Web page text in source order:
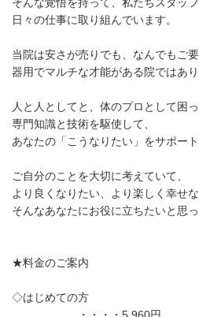
日々の仕事に取り組んでいます。
当院は安さが売りでも、なんでもご
器用でマルチな才能がある院ではあり
人と人としてと、体のプロとして困
専門知識と技術を駆使して、
あなたの「こうなりたい」をサポー
ご自分のことを大切に考えていて、
より良くなりたい、より楽しく幸せ
そんなあなたにお役に立ちたいと思っ
★料金のご案内
◇はじめての方